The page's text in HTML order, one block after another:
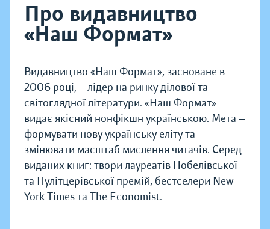
Про видавництво
«Наш Формат»
Видавництво «Наш Формат», засноване в
2006 році, – лідер на ринку ділової та
світоглядної літератури. «Наш Формат»
видає якісний нонфікшн українською. Мета —
формувати нову українську еліту та
змінювати масштаб мислення читачів. Серед
виданих книг: твори лауреатів Нобелівської
та Пулітцерівської премій, бестселери New
York Times та The Economist.